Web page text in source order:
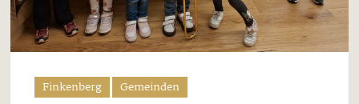
Finkenberg Gemeinden